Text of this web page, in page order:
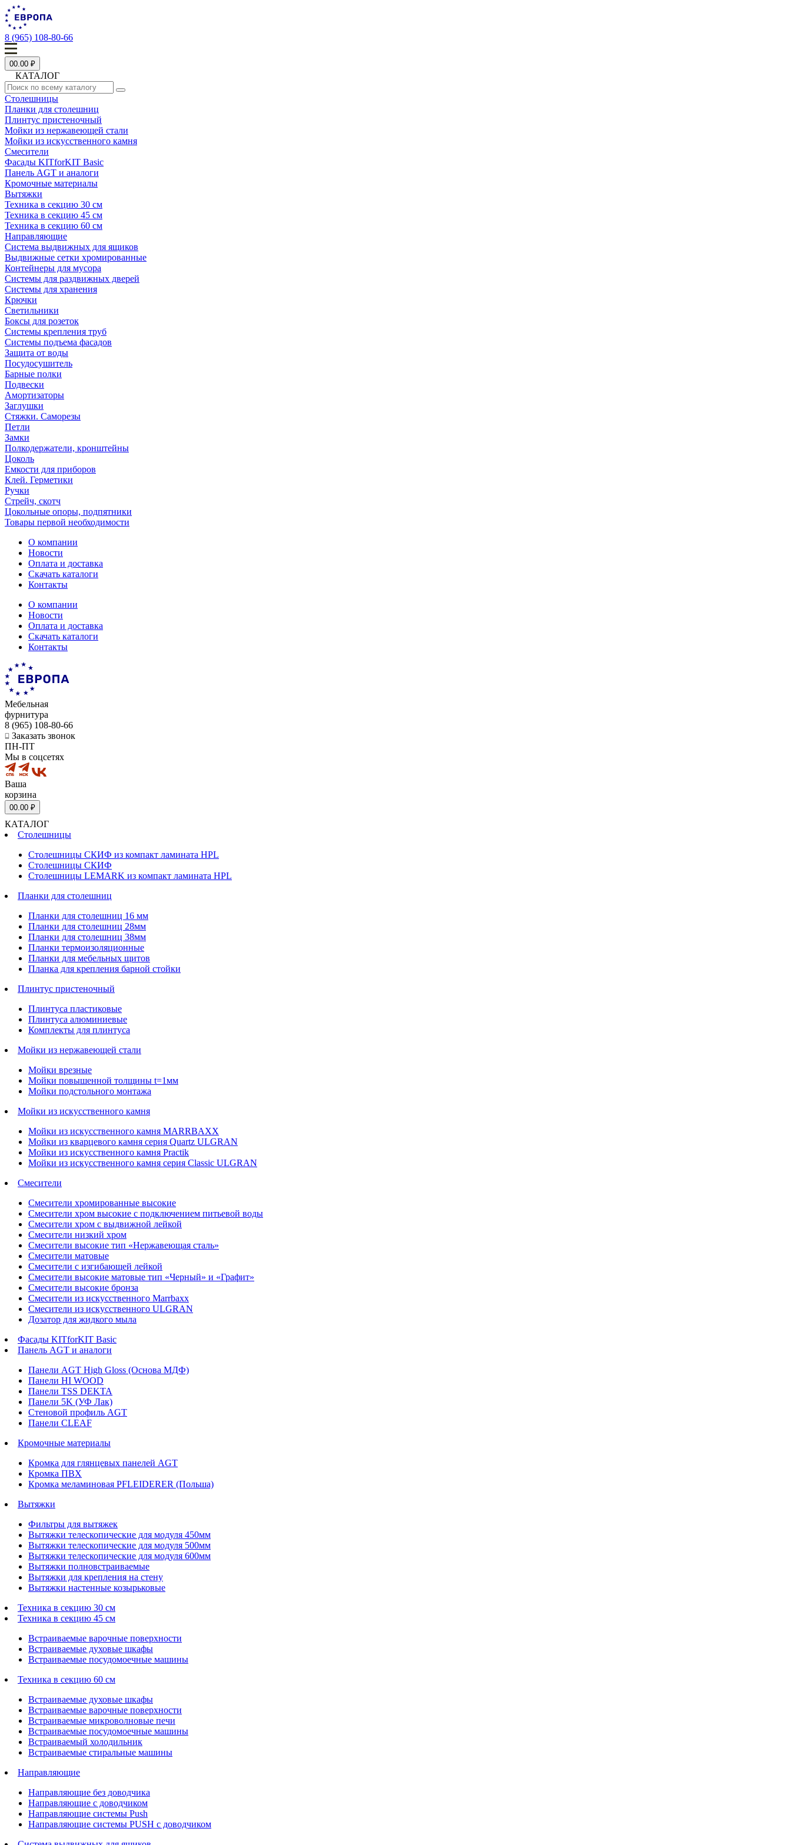
8 (965) 108-80-66
00.00 ₽
КАТАЛОГ
Столешницы
Планки для столешниц
Плинтус пристеночный
Мойки из нержавеющей стали
Мойки из искусственного камня
Смесители
Фасады KITforKIT Basic
Панель AGT и аналоги
Кромочные материалы
Вытяжки
Техника в секцию 30 см
Техника в секцию 45 см
Техника в секцию 60 см
Направляющие
Система выдвижных для ящиков
Выдвижные сетки хромированные
Контейнеры для мусора
Системы для раздвижных дверей
Системы для хранения
Крючки
Светильники
Боксы для розеток
Системы крепления труб
Системы подъема фасадов
Защита от воды
Посудосушитель
Барные полки
Подвески
Амортизаторы
Заглушки
Стяжки. Саморезы
Петли
Замки
Полкодержатели, кронштейны
Цоколь
Емкости для приборов
Клей. Герметики
Ручки
Стрейч, скотч
Цокольные опоры, подпятники
Товары первой необходимости
О компании
Новости
Оплата и доставка
Скачать каталоги
Контакты
О компании
Новости
Оплата и доставка
Скачать каталоги
Контакты
Мебельная
фурнитура
8 (965) 108-80-66
Заказать звонок
ПН-ПТ
Мы в соцсетях
Ваша
корзина
00.00 ₽
КАТАЛОГ
Столешницы
Столешницы СКИФ из компакт ламината HPL
Столешницы СКИФ
Столешницы LEMARK из компакт ламината HPL
Планки для столешниц
Планки для столешниц 16 мм
Планки для столешниц 28мм
Планки для столешниц 38мм
Планки термоизоляционные
Планки для мебельных щитов
Планка для крепления барной стойки
Плинтус пристеночный
Плинтуса пластиковые
Плинтуса алюминиевые
Комплекты для плинтуса
Мойки из нержавеющей стали
Мойки врезные
Мойки повышенной толщины t=1мм
Мойки подстольного монтажа
Мойки из искусственного камня
Мойки из искусственного камня MARRBAXX
Мойки из кварцевого камня серия Quartz ULGRAN
Мойки из искусственного камня Practik
Мойки из искусственного камня серия Classic ULGRAN
Смесители
Смесители хромированные высокие
Смесители хром высокие с подключением питьевой воды
Смесители хром с выдвижной лейкой
Смесители низкий хром
Смесители высокие тип «Нержавеющая сталь»
Смесители матовые
Смесители с изгибающей лейкой
Смесители высокие матовые тип «Черный» и «Графит»
Смесители высокие бронза
Смесители из искусственного Marrbaxx
Смесители из искусственного ULGRAN
Дозатор для жидкого мыла
Фасады KITforKIT Basic
Панель AGT и аналоги
Панели AGT High Gloss (Основа МДФ)
Панели HI WOOD
Панели TSS DEKTA
Панели 5K (УФ Лак)
Стеновой профиль AGT
Панели CLEAF
Кромочные материалы
Кромка для глянцевых панелей AGT
Кромка ПВХ
Кромка меламиновая PFLEIDERER (Польша)
Вытяжки
Фильтры для вытяжек
Вытяжки телескопические для модуля 450мм
Вытяжки телескопические для модуля 500мм
Вытяжки телескопические для модуля 600мм
Вытяжки полновстраиваемые
Вытяжки для крепления на стену
Вытяжки настенные козырьковые
Техника в секцию 30 см
Техника в секцию 45 см
Встраиваемые варочные поверхности
Встраиваемые духовые шкафы
Встраиваемые посудомоечные машины
Техника в секцию 60 см
Встраиваемые духовые шкафы
Встраиваемые варочные поверхности
Встраиваемые микроволновые печи
Встраиваемые посудомоечные машины
Встраиваемый холодильник
Встраиваемые стиральные машины
Направляющие
Направляющие без доводчика
Направляющие с доводчиком
Направляющие системы Push
Направляющие системы PUSH с доводчиком